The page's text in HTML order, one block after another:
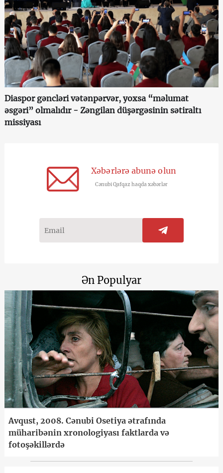
Diaspor gəncləri vətənpərvər, yoxsa “məlumat
əsgəri” olmalıdır - Zəngilan düşərgəsinin sətiraltı
missiyası
Xəbərlərə abunə olun
Cənubi Qafqaz haqda xəbərlər
Ən Populyar
Avqust, 2008. Cənubi Osetiya ətrafında
müharibənin xronologiyası faktlarda və
fotoşəkillərdə